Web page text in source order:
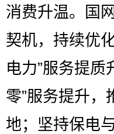
消费升温。国
契机，持续优
电力”服务提质
零”服务提升，
地；坚持保电